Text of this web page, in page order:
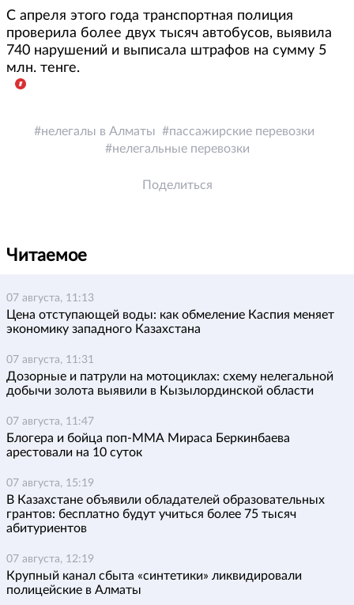
С апреля этого года транспортная полиция
проверила более двух тысяч автобусов, выявила
740 нарушений и выписала штрафов на сумму 5
млн. тенге.
нелегалы в Алматы
пассажирские перевозки
нелегальные перевозки
Поделиться
Читаемое
07 августа, 11:13
Цена отступающей воды: как обмеление Каспия меняет
экономику западного Казахстана
07 августа, 11:31
Дозорные и патрули на мотоциклах: схему нелегальной
добычи золота выявили в Кызылординской области
07 августа, 11:47
Блогера и бойца поп-ММА Мираса Беркинбаева
арестовали на 10 суток
07 августа, 15:19
В Казахстане объявили обладателей образовательных
грантов: бесплатно будут учиться более 75 тысяч
абитуриентов
07 августа, 12:19
Крупный канал сбыта «синтетики» ликвидировали
полицейские в Алматы